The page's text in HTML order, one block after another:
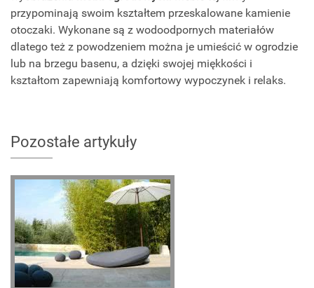
przypominają swoim kształtem przeskalowane kamienie
otoczaki. Wykonane są z wodoodpornych materiałów
dlatego też z powodzeniem można je umieścić w ogrodzie
lub na brzegu basenu, a dzięki swojej miękkości i
kształtom zapewniają komfortowy wypoczynek i relaks.
Pozostałe artykuły